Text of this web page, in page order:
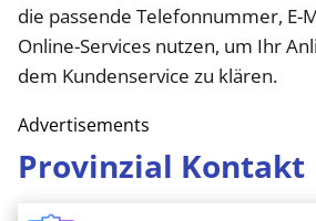
die passende Telefonnummer, E-
Online-Services nutzen, um Ihr
dem Kundenservice zu klären.
Advertisements
Provinzial Kontakt